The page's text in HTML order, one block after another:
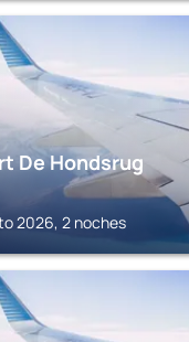
De Hondsrug
2026, 2 noches